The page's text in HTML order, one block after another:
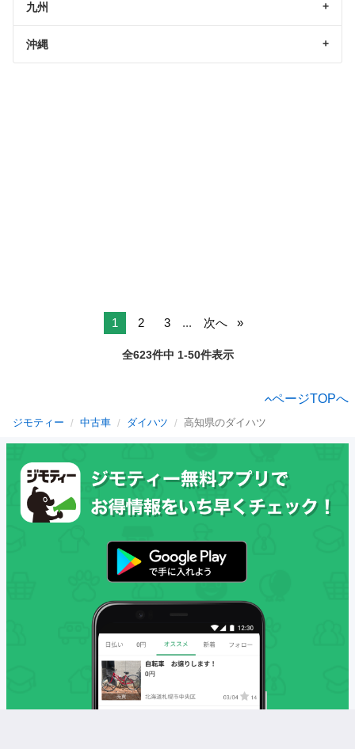
九州
沖縄
1 2 3 ... 次へ
全623件中 1-50件表示
ページTOPへ
ジモティー 中古車 ダイハツ 高知県のダイハツ